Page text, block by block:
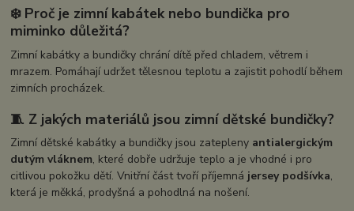
❄️ Proč je zimní kabátek nebo bundička pro
miminko důležitá?
Zimní kabátky a bundičky chrání dítě před chladem, větrem i
mrazem. Pomáhají udržet tělesnou teplotu a zajistit pohodlí během
zimních procházek.
🧵 Z jakých materiálů jsou zimní dětské bundičky?
Zimní dětské kabátky a bundičky jsou zatepleny antialergickým
dutým vláknem, které dobře udržuje teplo a je vhodné i pro
citlivou pokožku dětí. Vnitřní část tvoří příjemná jersey podšívka,
která je měkká, prodyšná a pohodlná na nošení.